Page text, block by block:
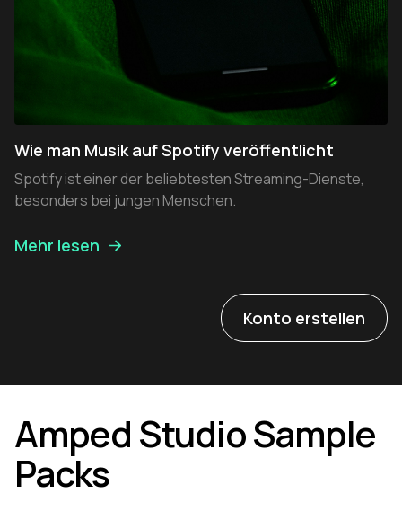
Wie man Musik auf Spotify veröffentlicht
Spotify ist einer der beliebtesten Streaming-Dienste,
besonders bei jungen Menschen.
Mehr lesen
Konto erstellen
Amped Studio Sample
Packs